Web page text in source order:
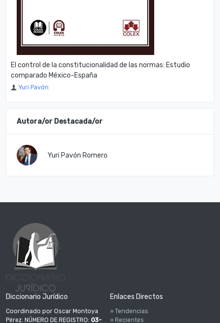
El control de la constitucionalidad de las normas: Estudio
comparado México-España
Yuri Pavón
Autora/or Destacada/or
Yuri Pavón Romero
Diccionario Jurídico
Coordinado por Oscar Montoya
Pérez. NÚMERO DE REGISTRO: 03-
Enlaces Directos
» Tendencias
» Recientes